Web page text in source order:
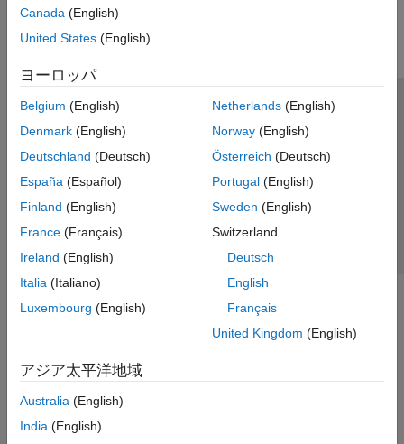
Canada (English)
United States (English)
ヨーロッパ
Belgium (English)
Denmark (English)
Deutschland (Deutsch)
España (Español)
Finland (English)
France (Français)
Ireland (English)
Italia (Italiano)
Luxembourg (English)
Netherlands(English)
Norway(English)
Österreich (Deutsch)
Portugal(English)
Sweden (English)
Switzerland
Deutsch
English
Français
United Kingdom (English)
アジア太平洋地域
Australia (English)
India (English)
トラストセンター
プライバシー ポリシー
違法コピー防止
アプリケーション ステータス
© 1994-2026 The MathWorks, Inc.